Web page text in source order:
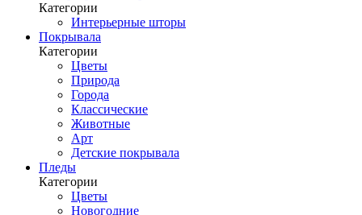
Категории
Интерьерные шторы
Покрывала
Категории
Цветы
Природа
Города
Классические
Животные
Арт
Детские покрывала
Пледы
Категории
Цветы
Новогодние